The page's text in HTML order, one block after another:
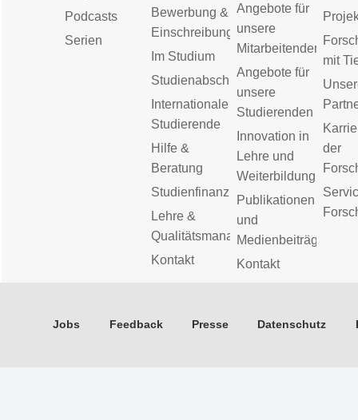
Podcasts
Serien
Bewerbung &
Einschreibung
Im Studium
Studienabschluss
Internationale
Studierende
Hilfe &
Beratung
Studienfinanzierung
Lehre &
Qualitätsmanagement
Kontakt
Angebote für
unsere
Mitarbeitenden
Angebote für
unsere
Studierenden
Innovation in
Lehre und
Weiterbildung
Publikationen
und
Medienbeiträge
Kontakt
mit
der
Jobs Feedback Presse Datenschutz